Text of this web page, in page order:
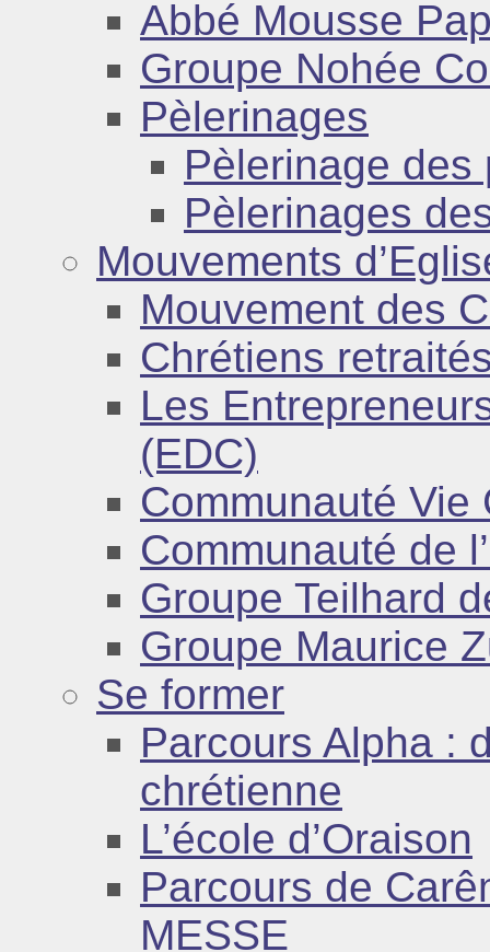
Abbé Mousse
Groupe Nohée
Pèlerinages
Pèlerinage des
Pèlerinages
Mouvements
Mouvement des
Chrétiens
Les
(EDC)
Communauté Vie
Communauté de
Groupe Teilhard
Groupe Maurice
Se former
Parcours Alpha :
chrétienne
L’école d’Oraison
Parcours de
MESSE